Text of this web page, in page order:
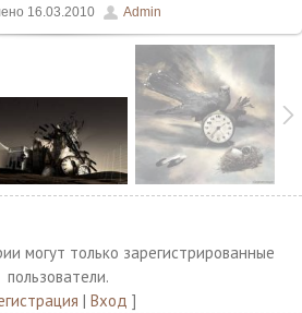
16.03.2010 Admin
могут только зарегистрированные
пользователи.
| Вход ]